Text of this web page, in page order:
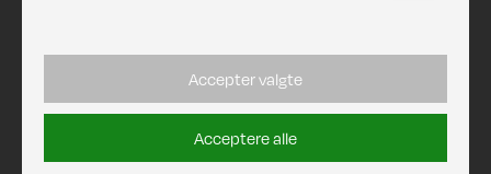
Accepter valgte
Acceptere alle